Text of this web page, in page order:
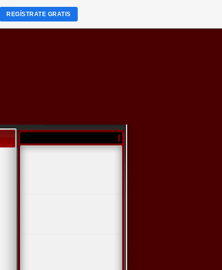
REGÍSTRATE GRATIS